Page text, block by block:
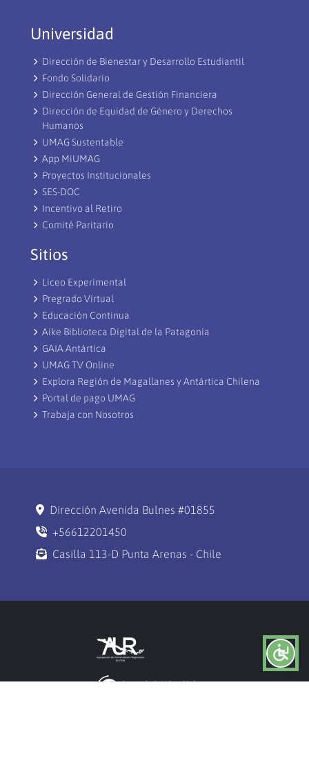
Universidad
Dirección de Bienestar y Desarrollo Estudiantil
Fondo Solidario
Dirección General de Gestión Financiera
Dirección de Equidad de Género y Derechos
Humanos
UMAG Sustentable
App MiUMAG
Proyectos Institucionales
SES-DOC
Incentivo al Retiro
Comité Paritario
Sitios
Liceo Experimental
Pregrado Virtual
Educación Continua
Aike Biblioteca Digital de la Patagonia
GAIA Antártica
UMAG TV Online
Explora Región de Magallanes y Antártica Chilena
Portal de pago UMAG
Trabaja con Nosotros
Dirección Avenida Bulnes #01855
+56612201450
Casilla 113-D Punta Arenas - Chile